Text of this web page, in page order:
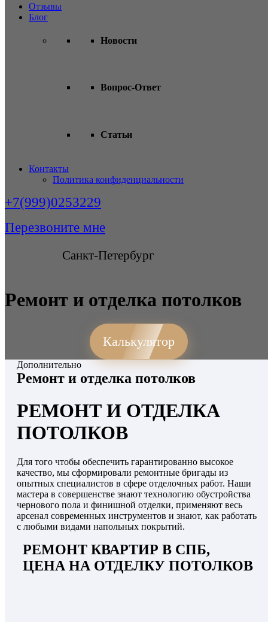
Отзывы
Блог
Новости
Вопрос-Ответ
Статьи
Контакты
Политика конфиденциальности
+7(999)0253229
Перезвоните мне
Санкт-Петербург
Ремонт и отделка потолков
Калькулятор
Дополнительно
Ремонт и отделка потолков
РЕМОНТ И ОТДЕЛКА
ПОТОЛКОВ
Для того чтобы обеспечить гарантированно высокое
качество, мы сформировали ремонтные бригады из
опытных специалистов в сфере отделочных работ. Наши
мастера в совершенстве знают технологию обустройства
чернового пола и финишной отделки, применяют весь
арсенал современных инструментов и знают, как работать
с любыми видами напольных покрытий.
РЕМОНТ КВАРТИР В СПБ,
ЦЕНА НА ОТДЕЛКУ ПОТОЛКОВ